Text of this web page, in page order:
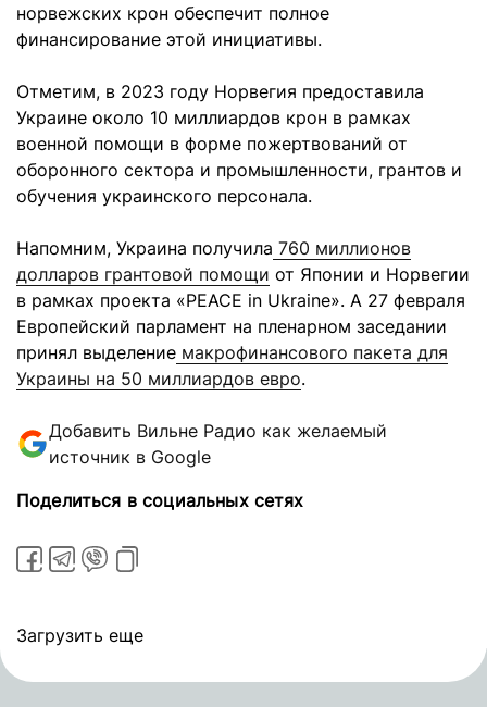
норвежских крон обеспечит полное
финансирование этой инициативы.
Отметим, в 2023 году Норвегия предоставила
Украине около 10 миллиардов крон в рамках
военной помощи в форме пожертвований от
оборонного сектора и промышленности, грантов и
обучения украинского персонала.
Напомним, Украина получила 760 миллионов
долларов грантовой помощи от Японии и Норвегии
в рамках проекта «PEACE in Ukraine». А 27 февраля
Европейский парламент на пленарном заседании
принял выделение макрофинансового пакета для
Украины на 50 миллиардов евро.
Добавить Вильне Радио как желаемый
источник в Google
Поделиться в социальных сетях
Загрузить еще